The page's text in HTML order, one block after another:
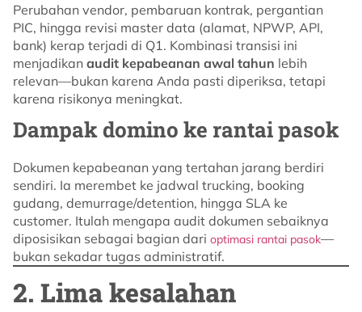
Perubahan vendor, pembaruan kontrak, pergantian
PIC, hingga revisi master data (alamat, NPWP, API,
bank) kerap terjadi di Q1. Kombinasi transisi ini
menjadikan audit kepabeanan awal tahun lebih
relevan—bukan karena Anda pasti diperiksa, tetapi
karena risikonya meningkat.
Dampak domino ke rantai pasok
Dokumen kepabeanan yang tertahan jarang berdiri
sendiri. Ia merembet ke jadwal trucking, booking
gudang, demurrage/detention, hingga SLA ke
customer. Itulah mengapa audit dokumen sebaiknya
diposisikan sebagai bagian dari optimasi rantai pasok—
bukan sekadar tugas administratif.
2. Lima kesalahan